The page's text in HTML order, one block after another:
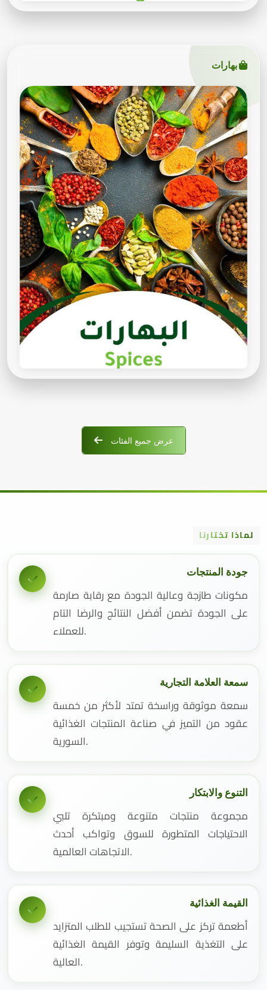
بهارات
عرض جميع الفئات
لماذا تختارنا
جودة المنتجات
مكونات طازجة وعالية الجودة مع رقابة صارمة
على الجودة تضمن أفضل النتائج والرضا التام
للعملاء.
سمعة العلامة التجارية
سمعة موثوقة وراسخة تمتد لأكثر من خمسة
عقود من التميز في صناعة المنتجات الغذائية
السورية.
التنوع والابتكار
مجموعة منتجات متنوعة ومبتكرة تلبي
الاحتياجات المتطورة للسوق وتواكب أحدث
الاتجاهات العالمية.
القيمة الغذائية
أطعمة تركز على الصحة تستجيب للطلب المتزايد
على التغذية السليمة وتوفر القيمة الغذائية
العالية.